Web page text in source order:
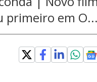
primeiro em O...